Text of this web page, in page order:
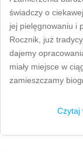
świadczy o
jej pielęgnowaniu i
Rocznik, już
dajemy
miały miejsce w
zamieszczamy
Czytaj